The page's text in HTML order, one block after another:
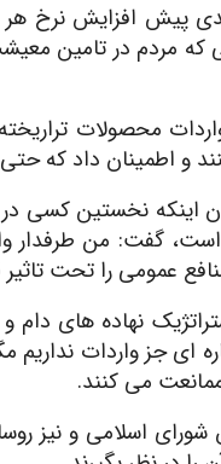
مردم در تامین
محصولات
و اطمینان داد که
اینکه نخستین کسی
گفت: من طرفدار
عمومی را تحت تاثیر
نهاده های دام
ای جز واردات
می کنند.
اسلامی و نیز